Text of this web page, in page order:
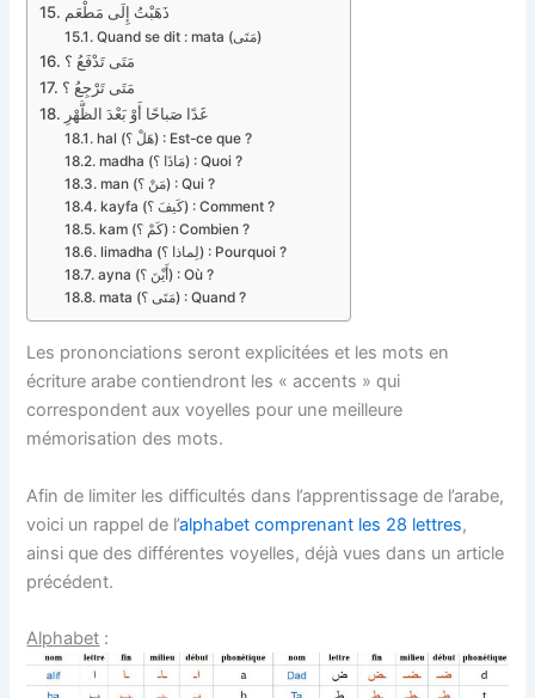
ذَهَبْتُ إِلَى مَطْعَم
Quand se dit : mata (مَتَى)
مَتَى تَدْفَعُ‏ ؟
مَتَى تَرْجِعُ‏ ؟
غَدًا صَباحًا أَوْ بَعْدَ الظُّهْرِ
hal (هَلْ ؟) : Est-ce que ?
madha (مَاذَا ؟) : Quoi ?
man (مَنْ ؟) : Qui ?
kayfa (كَيفَ ؟) : Comment ?
kam (كَمْ ؟) : Combien ?
limadha (لِماذا ؟) : Pourquoi ?
ayna (أَيْنَ ؟) : Où ?
mata (مَتَى ؟) : Quand ?
Les prononciations seront explicitées et les mots en
écriture arabe contiendront les « accents » qui
correspondent aux voyelles pour une meilleure
mémorisation des mots.
Afin de limiter les difficultés dans l’apprentissage de l’arabe,
voici un rappel de l’alphabet comprenant les 28 lettres,
ainsi que des différentes voyelles, déjà vues dans un article
précédent.
Alphabet :